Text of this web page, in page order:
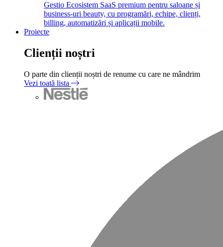
Gestio Ecosistem SaaS premium pentru saloane și
business-uri beauty, cu programări, echipe, clienți,
billing, automatizări și aplicații mobile.
Proiecte
Clienții noștri
O parte din clienții noștri de renume cu care ne mândrim
Vezi toată lista